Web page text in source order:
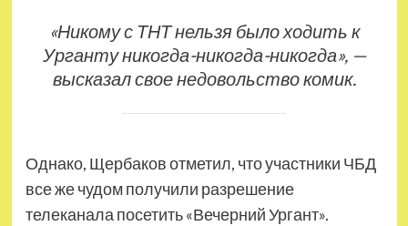
«Никому с ТНТ нельзя было ходить к
Урганту никогда-никогда-никогда», —
высказал свое недовольство комик.
Однако, Щербаков отметил, что участники ЧБД
все же чудом получили разрешение
телеканала посетить «Вечерний Ургант».